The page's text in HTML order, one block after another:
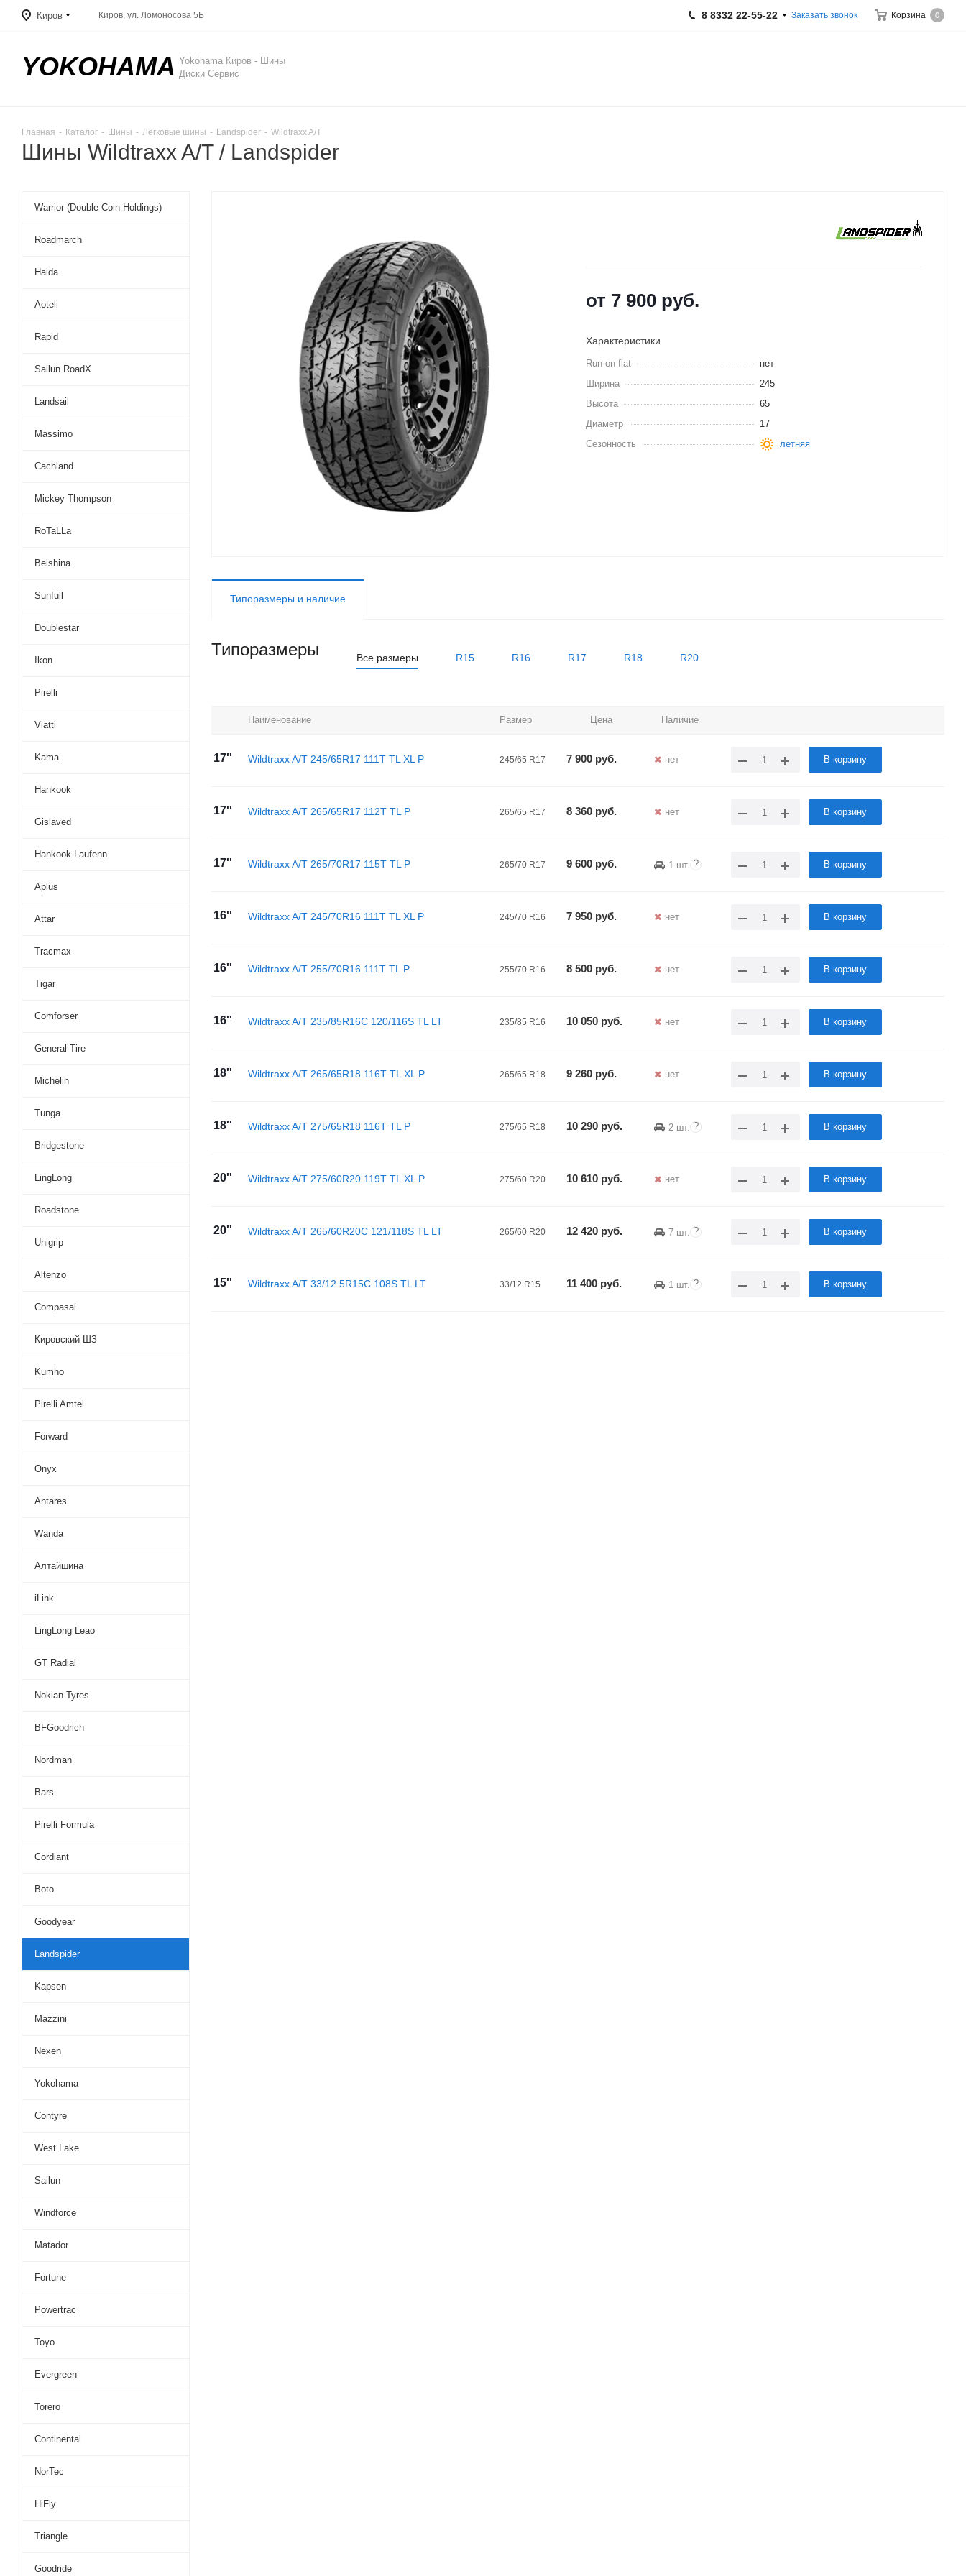
Киров Корзина 0
Киров, ул. Ломоносова 5Б 8 8332 22-55-22 Заказать звонок
YOKOHAMA Yokohama Киров - Шины
Диски Сервис
Главная - Каталог - Шины - Легковые шины - Landspider - Wildtraxx A/T
Шины Wildtraxx A/T / Landspider
от 7 900 руб.
Характеристики
Run on flat
нет
Ширина
245
Высота
65
Диаметр
17
Сезонность
летняя
Типоразмеры и наличие
Типоразмеры Все размеры R15 R16 R17 R18 R20
Наименование Размер Цена Наличие
17'' Wildtraxx A/T 245/65R17 111T TL XL P 245/65 R17 7 900 руб. нет В корзину
17'' Wildtraxx A/T 265/65R17 112T TL P 265/65 R17 8 360 руб. нет В корзину
17'' Wildtraxx A/T 265/70R17 115T TL P 265/70 R17 9 600 руб. 1 шт. ? В корзину
16'' Wildtraxx A/T 245/70R16 111T TL XL P 245/70 R16 7 950 руб. нет В корзину
16'' Wildtraxx A/T 255/70R16 111T TL P 255/70 R16 8 500 руб. нет В корзину
16'' Wildtraxx A/T 235/85R16C 120/116S TL LT 235/85 R16 10 050 руб. нет В корзину
18'' Wildtraxx A/T 265/65R18 116T TL XL P 265/65 R18 9 260 руб. нет В корзину
18'' Wildtraxx A/T 275/65R18 116T TL P 275/65 R18 10 290 руб. 2 шт. ? В корзину
20'' Wildtraxx A/T 275/60R20 119T TL XL P 275/60 R20 10 610 руб. нет В корзину
20'' Wildtraxx A/T 265/60R20C 121/118S TL LT 265/60 R20 12 420 руб. 7 шт. ? В корзину
15'' Wildtraxx A/T 33/12.5R15C 108S TL LT 33/12 R15 11 400 руб. 1 шт. ? В корзину
Warrior (Double Coin Holdings)
Roadmarch
Haida
Aoteli
Rapid
Sailun RoadX
Landsail
Massimo
Cachland
Mickey Thompson
RoTaLLa
Belshina
Sunfull
Doublestar
Ikon
Pirelli
Viatti
Kama
Hankook
Gislaved
Hankook Laufenn
Aplus
Attar
Tracmax
Tigar
Comforser
General Tire
Michelin
Tunga
Bridgestone
LingLong
Roadstone
Unigrip
Altenzo
Compasal
Кировский ШЗ
Kumho
Pirelli Amtel
Forward
Onyx
Antares
Wanda
Алтайшина
iLink
LingLong Leao
GT Radial
Nokian Tyres
BFGoodrich
Nordman
Bars
Pirelli Formula
Cordiant
Boto
Goodyear
Landspider
Kapsen
Mazzini
Nexen
Yokohama
Contyre
West Lake
Sailun
Windforce
Matador
Fortune
Powertrac
Toyo
Evergreen
Torero
Continental
NorTec
HiFly
Triangle
Goodride